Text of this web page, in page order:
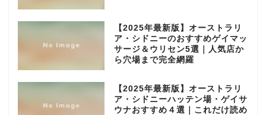
【2025年最新版】オーストラリ
ア・シドニーのおすすめゲイマッ
サージ＆ウリセン5選｜人気店か
ら穴場まで完全網羅
【2025年最新版】オーストラリ
ア・シドニーハッテン場・ゲイサ
ウナおすすめ４選｜これだけ読め